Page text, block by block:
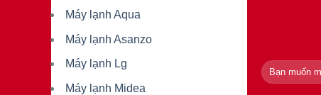
Máy lạnh Aqua
Máy lạnh Asanzo
Máy lạnh Lg
Máy lạnh Midea
Tìm
kiếm: